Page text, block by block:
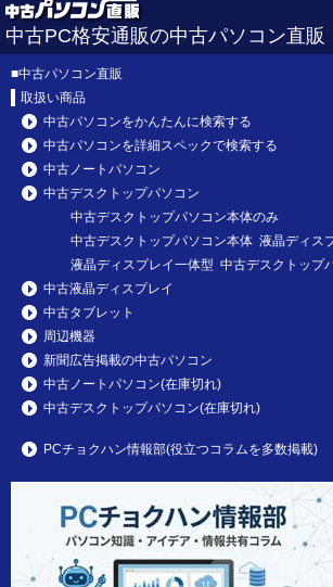
中古PC格安通販の中古パソコン直販
■中古パソコン直販
取扱い商品
中古パソコンをかんたんに検索する
中古パソコンを詳細スペックで検索する
中古ノートパソコン
中古デスクトップパソコン
中古デスクトップパソコン本体のみ
中古デスクトップパソコン本体 液晶ディス
液晶ディスプレイ一体型 中古デスクトップ
中古液晶ディスプレイ
中古タブレット
周辺機器
新聞広告掲載の中古パソコン
中古ノートパソコン(在庫切れ)
中古デスクトップパソコン(在庫切れ)
PCチョクハン情報部(役立つコラムを多数掲載)